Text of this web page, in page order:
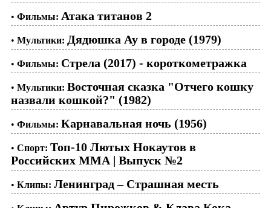
• Фильмы: Атака титанов 2
• Мультики: Дядюшка Ау в городе (1979)
• Фильмы: Стрела (2017) - короткометражка
• Мультики: Восточная сказка "Отчего кошку
назвали кошкой?" (1982)
• Фильмы: Карнавальная ночь (1956)
• Спорт: Топ-10 Лютых Нокаутов в
Российских ММА | Выпуск №2
• Клипы: Ленинград – Страшная месть